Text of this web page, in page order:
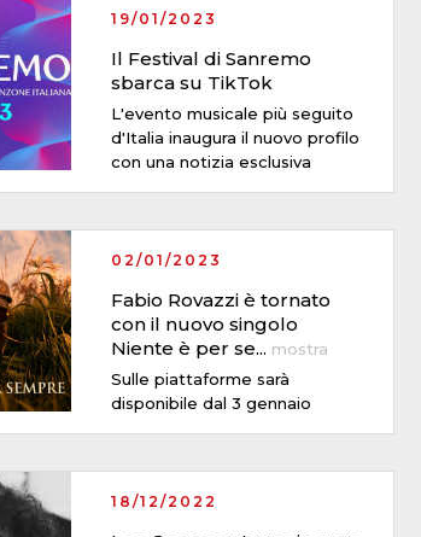
19/01/2023
Il Festival di Sanremo
sbarca su TikTok
L'evento musicale più seguito
d'Italia inaugura il nuovo profilo
con una notizia esclusiva
02/01/2023
Fabio Rovazzi è tornato
con il nuovo singolo
Niente è per se... mostra
Sulle piattaforme sarà
disponibile dal 3 gennaio
18/12/2022